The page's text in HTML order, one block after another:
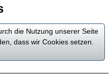
die Nutzung unserer Seite
dass wir Cookies setzen.